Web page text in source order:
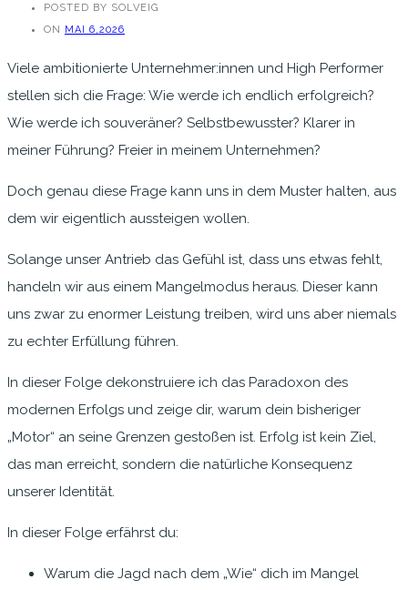
POSTED BY SOLVEIG
ON MAI 6,2026
Viele ambitionierte Unternehmer:innen und High Performer
stellen sich die Frage: Wie werde ich endlich erfolgreich?
Wie werde ich souveräner? Selbstbewusster? Klarer in
meiner Führung? Freier in meinem Unternehmen?
Doch genau diese Frage kann uns in dem Muster halten, aus
dem wir eigentlich aussteigen wollen.
Solange unser Antrieb das Gefühl ist, dass uns etwas fehlt,
handeln wir aus einem Mangelmodus heraus. Dieser kann
uns zwar zu enormer Leistung treiben, wird uns aber niemals
zu echter Erfüllung führen.
In dieser Folge dekonstruiere ich das Paradoxon des
modernen Erfolgs und zeige dir, warum dein bisheriger
„Motor“ an seine Grenzen gestoßen ist. Erfolg ist kein Ziel,
das man erreicht, sondern die natürliche Konsequenz
unserer Identität.
In dieser Folge erfährst du:
Warum die Jagd nach dem „Wie“ dich im Mangel